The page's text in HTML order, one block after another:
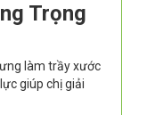
Trọng
làm trầy xước
giúp chị giải